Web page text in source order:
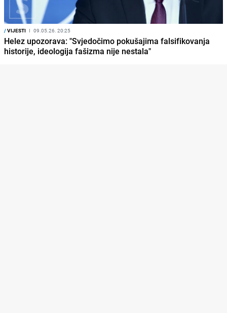
/VIJESTI I 09.05.26. 20:25
Helez upozorava: "Svjedočimo pokušajima falsifikovanja
historije, ideologija fašizma nije nestala"